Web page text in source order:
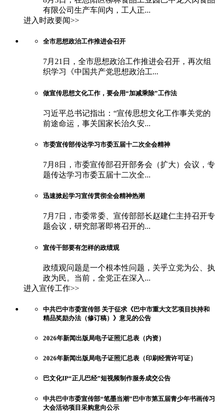
有限公司生产车间内，工人正...
进入时政要闻>>
全市思想政治工作推进会召开
7月21日，全市思想政治工作推进会召开，再次组
织学习《中国共产党思想政治工...
做宣传思想文化工作，要会用“加减乘除”工作法
习近平总书记指出：“宣传思想文化工作事关党的
前途命运，事关国家长治久安...
市委宣传部传达学习市委五届十二次全会精神
7月8日，市委宣传部召开部务会（扩大）会议，专
题传达学习市委五届十二次全...
迅速掀起学习宣传贯彻全会精神热潮
7月7日，市委常委、宣传部部长赵建仁主持召开专
题会议，研究部署即将召开的...
宣传干部要有怎样的政绩观
政绩观问题是一个根本性问题，关乎立党为公、执
政为民。当前，全党正在深入...
进入宣传工作>>
中共巴中市委宣传部 关于征求《巴中市重大文艺项目扶持和
精品奖励办法（修订稿）》意见的公告
2026年新闻出版局电子证照汇总表（内资）
2026年新闻出版局电子证照汇总表（印刷经营许可证）
巴文化IP“正儿巴经”短视频制作服务成交公告
中共巴中市委宣传部“笔墨当潮”巴中市第五届青少年书画传习
大会活动项目采购意向公示